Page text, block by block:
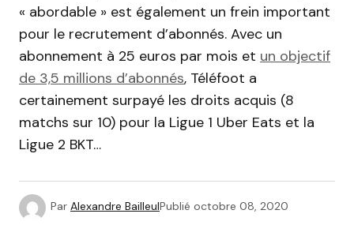
« abordable » est également un frein important
pour le recrutement d’abonnés. Avec un
abonnement à 25 euros par mois et un objectif
de 3,5 millions d’abonnés, Téléfoot a
certainement surpayé les droits acquis (8
matchs sur 10) pour la Ligue 1 Uber Eats et la
Ligue 2 BKT…
Par Alexandre BailleulPublié octobre 08, 2020